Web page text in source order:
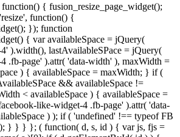
{ fusion_resize_page_widget();
function() {
}); function
{ var availableSpace = jQuery(
).width(), lastAvailableSPace = jQuery(
.fb-page' ).attr( 'data-width' ), maxWidth =
) { availableSpace = maxWidth; } if (
&& availableSpace !=
< availableSpace ) { availableSpace =
like-widget-4 .fb-page' ).attr( 'data-
) ); if ( 'undefined' !== typeof FB
} } } }; ( function( d, s, id ) { var js, fjs =